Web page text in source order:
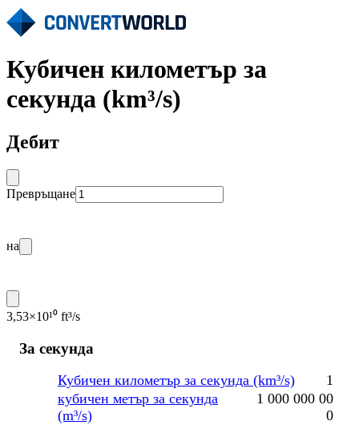
Кубичен километър за
секунда (km³/s)
Дебит
Превръщане
на
3,53×10¹⁰ ft³/s
За секунда
Кубичен километър за секунда (km³/s)
1
кубичен метър за секунда
(m³/s)
1 000 000 00
0